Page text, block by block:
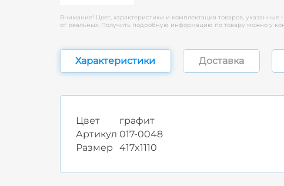
Внимание! Цвет, характеристики и комплектация товаров, указанные
от реальных. Получить подробную информацию по товару можно у
Характеристики Доставка
Цвет
графит
Артикул 017-0048
Размер
417x1110